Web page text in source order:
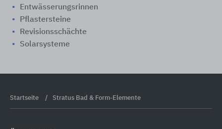
Entwässerungsrinnen
Pflastersteine
Revisionsschächte
Solarsysteme
Startseite Stratus Bad & Form-Elemente